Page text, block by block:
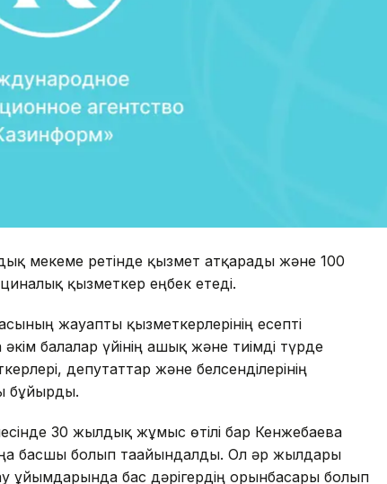
мекеме ретінде қызмет атқарады және 100
қызметкер еңбек етеді.
жауапты қызметкерлерінің есепті
балалар үйінің ашық және тиімді түрде
депутаттар және белсенділерінің
бұйырды.
30 жылдық жұмыс өтілі бар Кенжебаева
басшы болып тағайындалды. Ол әр жылдары
ұйымдарында бас дәрігердің орынбасары болып